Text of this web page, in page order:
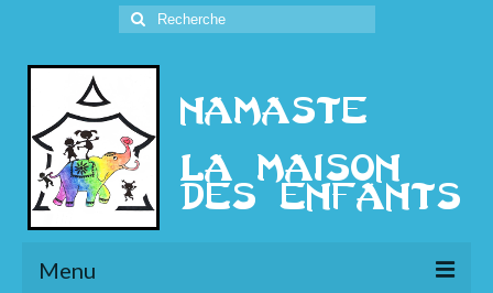
Rechercher
:
Menu